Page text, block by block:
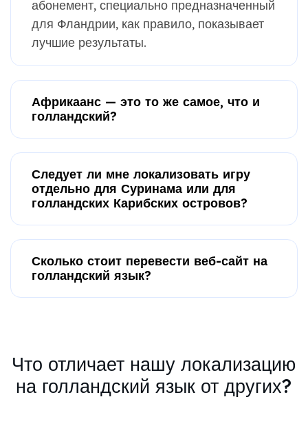
абонемент, специально предназначенный
для Фландрии, как правило, показывает
лучшие результаты.
Африкаанс — это то же самое, что и
голландский?
Следует ли мне локализовать игру
отдельно для Суринама или для
голландских Карибских островов?
Сколько стоит перевести веб-сайт на
голландский язык?
Что отличает нашу локализацию
на голландский язык от других?